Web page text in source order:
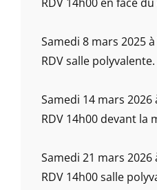
Samedi 8 mars 2025
RDV salle polyvalente.
Samedi 14 mars 2026
RDV 14h00 devant la
Samedi 21 mars
RDV 14h00 salle